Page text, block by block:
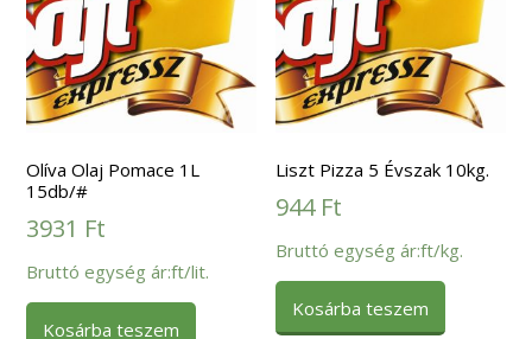
Olíva Olaj Pomace 1L
15db/#
3931 Ft
Bruttó egység ár:ft/lit.
Kosárba teszem
Liszt Pizza 5 Évszak 10kg.
944 Ft
Bruttó egység ár:ft/kg.
Kosárba teszem